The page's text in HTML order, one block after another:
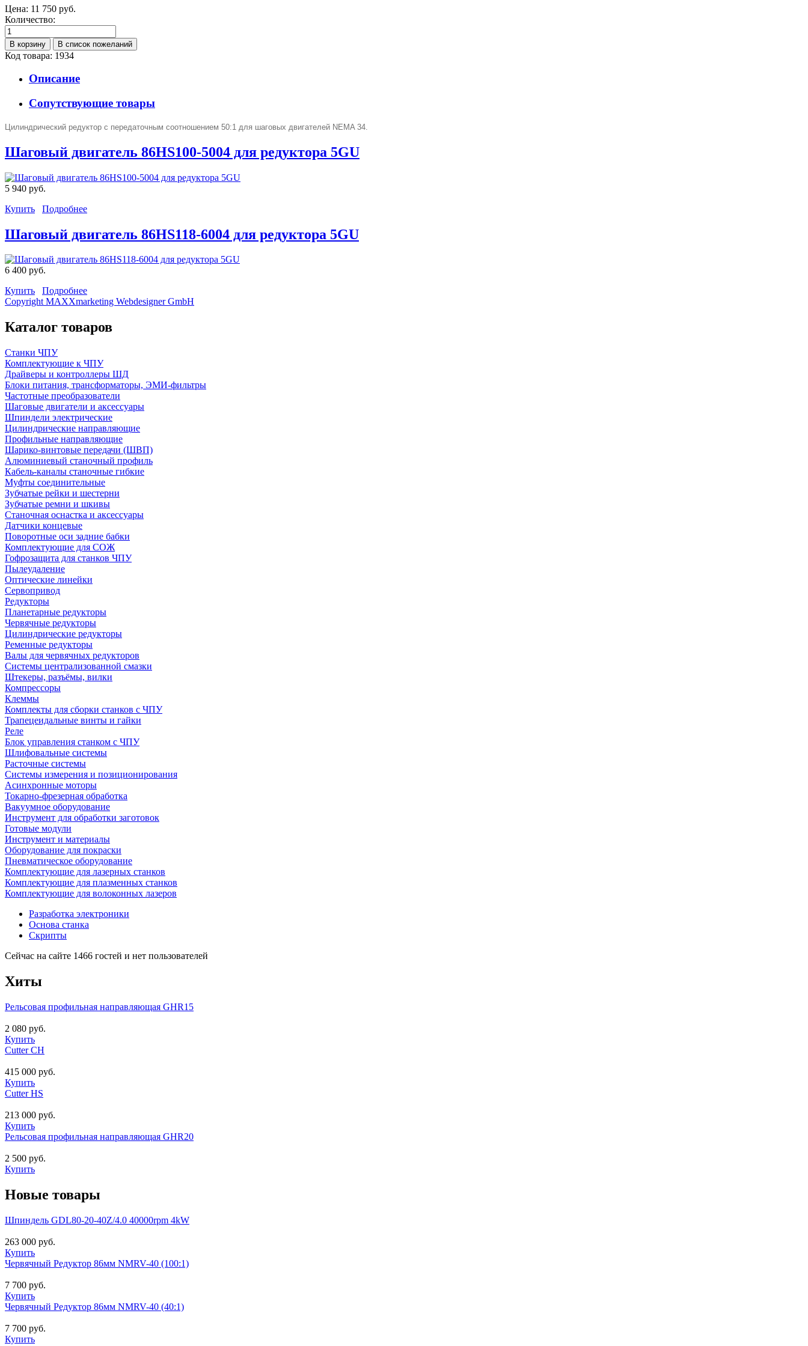
Цена: 11 750 руб.
Количество:
Код товара: 1934
Описание
Сопутствующие товары
Цилиндрический редуктор с передаточным соотношением 50:1 для шаговых двигателей NEMA 34.
Шаговый двигатель 86HS100-5004 для редуктора 5GU
5 940 руб.
Купить
Подробнее
Шаговый двигатель 86HS118-6004 для редуктора 5GU
6 400 руб.
Купить
Подробнее
Copyright MAXXmarketing Webdesigner GmbH
Каталог товаров
Станки ЧПУ
Комплектующие к ЧПУ
Драйверы и контроллеры ШД
Блоки питания, трансформаторы, ЭМИ-фильтры
Частотные преобразователи
Шаговые двигатели и аксессуары
Шпиндели электрические
Цилиндрические направляющие
Профильные направляющие
Шарико-винтовые передачи (ШВП)
Алюминиевый станочный профиль
Кабель-каналы станочные гибкие
Муфты соединительные
Зубчатые рейки и шестерни
Зубчатые ремни и шкивы
Станочная оснастка и аксессуары
Датчики концевые
Поворотные оси задние бабки
Комплектующие для СОЖ
Гофрозащита для станков ЧПУ
Пылеудаление
Оптические линейки
Сервопривод
Редукторы
Планетарные редукторы
Червячные редукторы
Цилиндрические редукторы
Ременные редукторы
Валы для червячных редукторов
Системы централизованной смазки
Штекеры, разъёмы, вилки
Компрессоры
Клеммы
Комплекты для сборки станков с ЧПУ
Трапецеидальные винты и гайки
Реле
Блок управления станком с ЧПУ
Шлифовальные системы
Расточные системы
Системы измерения и позиционирования
Асинхронные моторы
Токарно-фрезерная обработка
Вакуумное оборудование
Инструмент для обработки заготовок
Готовые модули
Инструмент и материалы
Оборудование для покраски
Пневматическое оборудование
Комплектующие для лазерных станков
Комплектующие для плазменных станков
Комплектующие для волоконных лазеров
Разработка электроники
Основа станка
Скрипты
Сейчас на сайте 1466 гостей и нет пользователей
Хиты
Рельсовая профильная направляющая GHR15
2 080 руб.
Купить
Cutter CH
415 000 руб.
Купить
Cutter HS
213 000 руб.
Купить
Рельсовая профильная направляющая GHR20
2 500 руб.
Купить
Новые товары
Шпиндель GDL80-20-40Z/4.0 40000rpm 4kW
263 000 руб.
Купить
Червячный Редуктор 86мм NMRV-40 (100:1)
7 700 руб.
Купить
Червячный Редуктор 86мм NMRV-40 (40:1)
7 700 руб.
Купить